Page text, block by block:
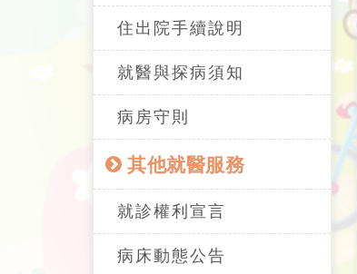
住出院手續說明
就醫與探病須知
病房守則
其他就醫服務
就診權利宣言
病床動態公告